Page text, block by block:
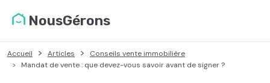
NousGérons
Accueil Articles
Conseils vente immobilière
Mandat de vente : que devez-vous savoir avant de signer ?